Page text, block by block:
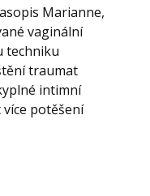
Marianne,
vaginální
techniku
traumat
intimní
potěšení